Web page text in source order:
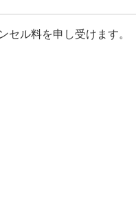
ル料を申し受けます。